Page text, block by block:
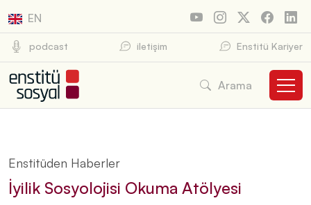
EN
podcast iletişim Enstitü Kariyer
Arama
Enstitüden Haberler
İyilik Sosyolojisi Okuma Atölyesi